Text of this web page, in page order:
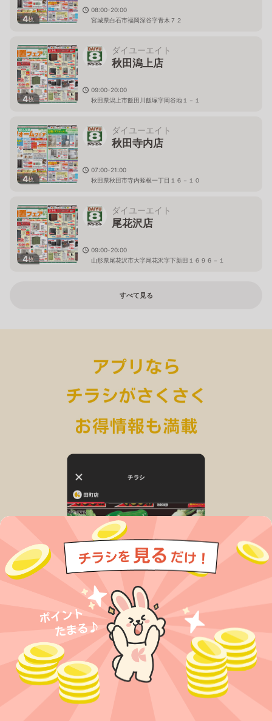
4枚
08:00-20:00
宮城県白石市福岡深谷字青木７２
4枚
ダイユーエイト
秋田潟上店
09:00-20:00
秋田県潟上市飯田川飯塚字岡谷地１－１
4枚
ダイユーエイト
秋田寺内店
07:00-21:00
秋田県秋田市寺内蛭根一丁目１６－１０
4枚
ダイユーエイト
尾花沢店
09:00-20:00
山形県尾花沢市大字尾花沢字下新田１６９６－１
すべて見る